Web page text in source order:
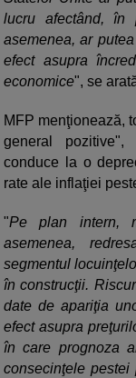
lucru afectând, în
asemenea, ar
efect asupra
economice", se
MFP menţionează,
general
conduce la o
rate ale inflaţiei
"Pe plan intern,
asemenea,
segmentul
în construcţii.
date de apariţia
efect asupra
în care prognoza
consecinţele pestei